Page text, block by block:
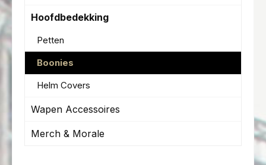
Hoofdbedekking
Petten
Boonies
Helm Covers
Wapen Accessoires
Merch & Morale